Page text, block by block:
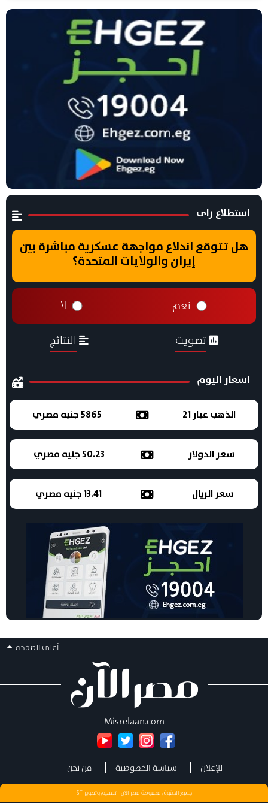
استطلاع راى
هل تتوقع اندلاع مواجهة عسكرية مباشرة بين
إيران والولايات المتحدة؟
نعم لا
تصويت النتائج
اسعار اليوم
الذهب عيار 21 5865 جنيه مصري
سعر الدولار 50.23 جنيه مصري
سعر الريال 13.41 جنيه مصري
أعلى الصفحه
Misrelaan.com
للإعلان سياسة الخصوصية من نحن
جميع الحقوق محفوظة مصر الان - تصميم وتطويرST